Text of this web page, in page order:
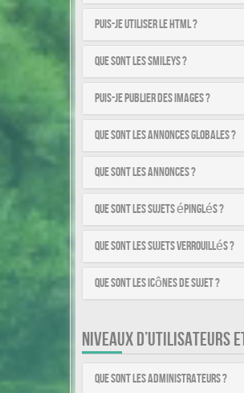
Puis-je utiliser le HTML ?
Que sont les smileys ?
Puis-je publier des images ?
Que sont les annonces globales ?
Que sont les annonces ?
Que sont les sujets épinglés ?
Que sont les sujets verrouillés ?
Que sont les icônes de sujet ?
NIVEAUX D’UTILISATEURS
Que sont les administrateurs ?